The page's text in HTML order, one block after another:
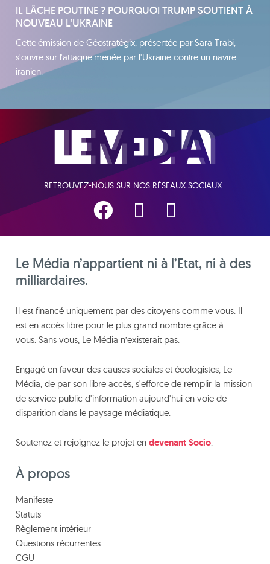
IL LÂCHE POUTINE ? POURQUOI TRUMP SOUTIENT À
NOUVEAU L’UKRAINE
Cette émission de Géostratégix, présentée par Sara Trabi,
s'ouvre sur l'attaque menée par l'Ukraine contre un navire
iranien.
RETROUVEZ-NOUS SUR NOS RÉSEAUX SOCIAUX :
Le Média n’appartient ni à l’Etat, ni à des
milliardaires.
Il est financé uniquement par des citoyens comme vous. Il
est en accès libre pour le plus grand nombre grâce à
vous. Sans vous, Le Média n’existerait pas.
Engagé en faveur des causes sociales et écologistes, Le
Média, de par son libre accès, s'efforce de remplir la mission
de service public d'information aujourd'hui en voie de
disparition dans le paysage médiatique.
Soutenez et rejoignez le projet en devenant Socio.
À propos
Manifeste
Statuts
Règlement intérieur
Questions récurrentes
CGU